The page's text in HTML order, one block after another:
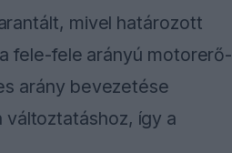
mivel határozott
fele-fele arányú motorerő-
arány bevezetése
változtatáshoz, így a